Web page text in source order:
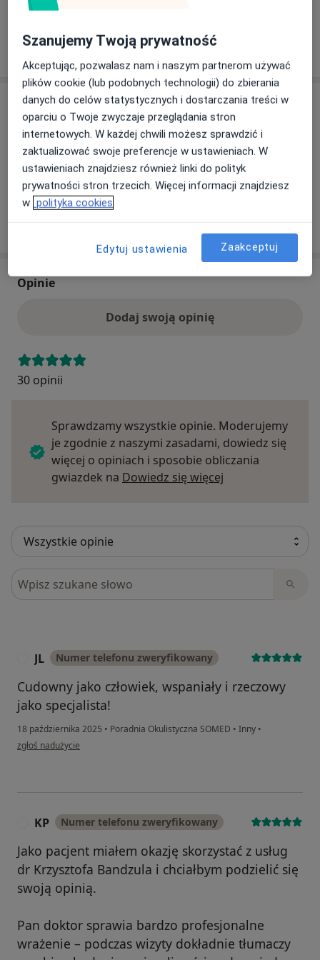
Pokaż więcej
Ubezpieczenia - brak akceptowanych
Ten specjalista przyjmuje wyłącznie pacjentów
prywatnych. Możesz opłacić wizytę samodzielnie lub
znaleźć innego specjalistę, który akceptuje Twoje
ubezpieczenie.
Opinie
Dodaj swoją opinię
30 opinii
Sprawdzamy wszystkie opinie. Moderujemy
je zgodnie z naszymi zasadami, dowiedz się
więcej o opiniach i sposobie obliczania
gwiazdek na Dowiedz się więcej
Szukaj w opiniach
JL Numer telefonu zweryfikowany
Cudowny jako człowiek, wspaniały i rzeczowy
jako specjalista!
18 października 2025 • Poradnia Okulistyczna SOMED • Inny •
w opinii użytkownika JL
zgłoś nadużycie
KP Numer telefonu zweryfikowany
Jako pacjent miałem okazję skorzystać z usług
dr Krzysztofa Bandzula i chciałbym podzielić się
swoją opinią.
Pan doktor sprawia bardzo profesjonalne
wrażenie – podczas wizyty dokładnie tłumaczy
Szanujemy Twoją prywatność
Akceptując, pozwalasz nam i naszym partnerom używać
plików cookie (lub podobnych technologii) do zbierania
danych do celów statystycznych i dostarczania treści w
oparciu o Twoje zwyczaje przeglądania stron
internetowych. W każdej chwili możesz sprawdzić i
zaktualizować swoje preferencje w ustawieniach. W
ustawieniach znajdziesz również linki do polityk
prywatności stron trzecich. Więcej informacji znajdziesz
w polityka cookies
Edytuj ustawienia Zaakceptuj